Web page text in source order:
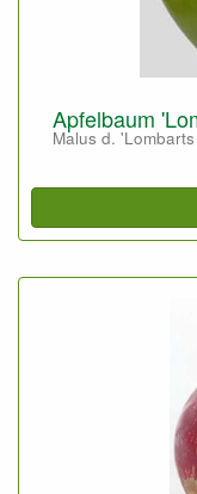
Apfelbaum
Malus d.